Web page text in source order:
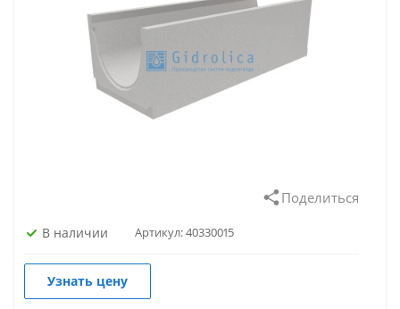
Поделиться
В наличии Артикул:40330015
Узнать цену